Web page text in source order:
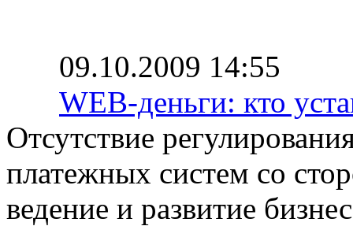
09.10.2009 14:55
WEB-деньги: кто
Отсутствие
платежных систем со
ведение и развитие